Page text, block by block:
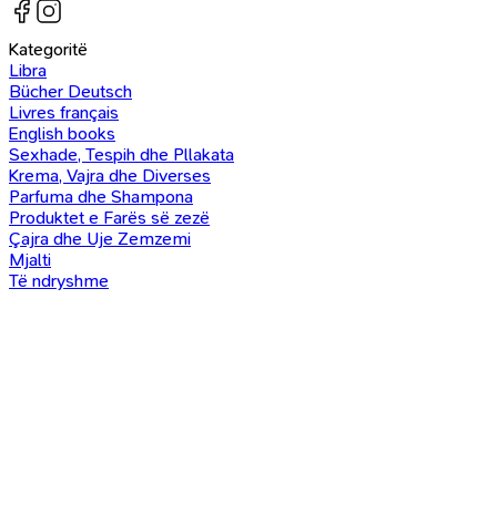
Kategoritë
Libra
Bücher Deutsch
Livres français
English books
Sexhade, Tespih dhe Pllakata
Krema, Vajra dhe Diverses
Parfuma dhe Shampona
Produktet e Farës së zezë
Çajra dhe Uje Zemzemi
Mjalti
Të ndryshme